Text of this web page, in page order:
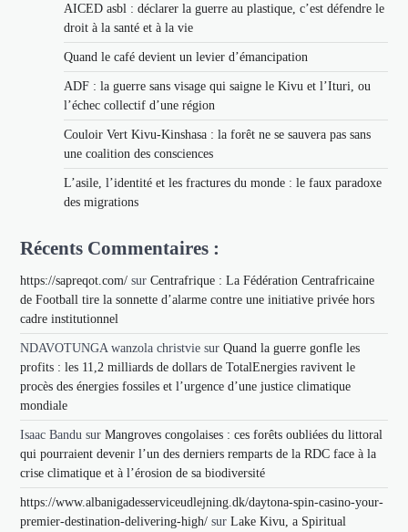
AICED asbl : déclarer la guerre au plastique, c’est défendre le
droit à la santé et à la vie
Quand le café devient un levier d’émancipation
ADF : la guerre sans visage qui saigne le Kivu et l’Ituri, ou
l’échec collectif d’une région
Couloir Vert Kivu-Kinshasa : la forêt ne se sauvera pas sans
une coalition des consciences
L’asile, l’identité et les fractures du monde : le faux paradoxe
des migrations
Récents Commentaires :
https://sapreqot.com/ surCentrafrique : La Fédération Centrafricaine
de Football tire la sonnette d’alarme contre une initiative privée hors
cadre institutionnel
NDAVOTUNGA wanzola christvie surQuand la guerre gonfle les
profits : les 11,2 milliards de dollars de TotalEnergies ravivent le
procès des énergies fossiles et l’urgence d’une justice climatique
mondiale
Isaac Bandu surMangroves congolaises : ces forêts oubliées du littoral
qui pourraient devenir l’un des derniers remparts de la RDC face à la
crise climatique et à l’érosion de sa biodiversité
https://www.albanigadesserviceudlejning.dk/daytona-spin-casino-your-
premier-destination-delivering-high/ surLake Kivu, a Spiritual